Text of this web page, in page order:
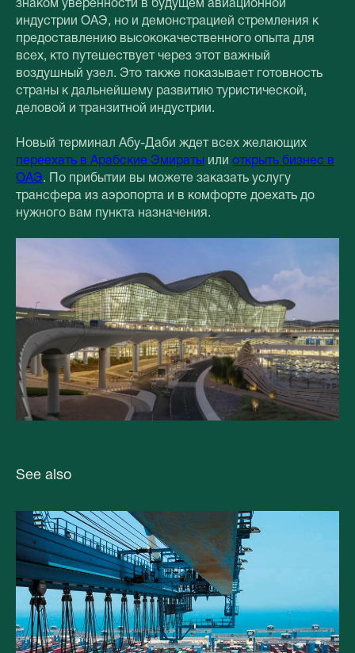
знаком уверенности в будущем авиационной
индустрии ОАЭ, но и демонстрацией стремления к
предоставлению высококачественного опыта для
всех, кто путешествует через этот важный
воздушный узел. Это также показывает готовность
страны к дальнейшему развитию туристической,
деловой и транзитной индустрии.
Новый терминал Абу-Даби ждет всех желающих
переехать в Арабские Эмираты
или открыть бизнес в
ОАЭ. По прибытии вы можете заказать услугу
трансфера из аэропорта и в комфорте доехать до
нужного вам пункта назначения.
See also